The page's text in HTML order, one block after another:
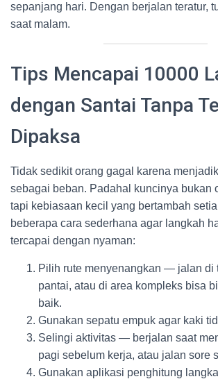
sepanjang hari. Dengan berjalan teratur,
saat malam.
Tips Mencapai 10000
dengan Santai Tanpa
Dipaksa
Tidak sedikit orang gagal karena
sebagai beban. Padahal kuncinya bukan
tapi kebiasaan kecil yang bertambah
beberapa cara sederhana agar langkah
tercapai dengan nyaman:
Pilih rute menyenangkan — jalan di
pantai, atau di area kompleks bisa
baik.
Gunakan sepatu empuk agar kaki
Selingi aktivitas — berjalan saat
pagi sebelum kerja, atau jalan sore
Gunakan aplikasi penghitung